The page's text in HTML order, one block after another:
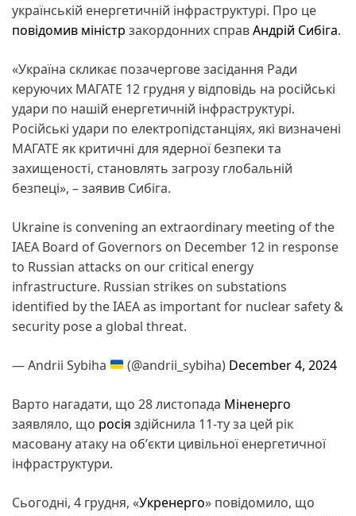
українській енергетичній інфраструктурі. Про це
повідомив міністр закордонних справАндрій Сибіга.
«Україна скликає позачергове засідання Ради
керуючих МАГАТЕ 12 грудня у відповідь на російські
удари по нашій енергетичній інфраструктурі.
Російські удари по електропідстанціях, які визначені
МАГАТЕ як критичні для ядерної безпеки та
захищеності, становлять загрозу глобальній
безпеці», – заявив Сибіга.
Ukraine is convening an extraordinary meeting of the
IAEA Board of Governors on December 12 in response
to Russian attacks on our critical energy
infrastructure. Russian strikes on substations
identified by the IAEA as important for nuclear safety &
security pose a global threat.
— Andrii Sybiha (@andrii_sybiha) December 4, 2024
Варто нагадати, що 28 листопада Міненерго
заявляло, що росія здійснила 11-ту за цей рік
масовану атаку на обʼєкти цивільної енергетичної
інфраструктури.
Сьогодні, 4 грудня, «Укренерго» повідомило, що